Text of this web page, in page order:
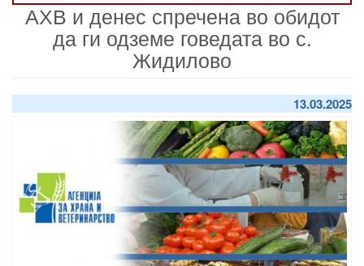
АХВ и денес спречена во обидот
да ги одземе говедата во с.
Жидилово
13.03.2025